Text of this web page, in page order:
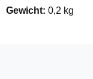
Gewicht: 0,2 kg